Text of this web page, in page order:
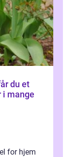
i mange
for hjem